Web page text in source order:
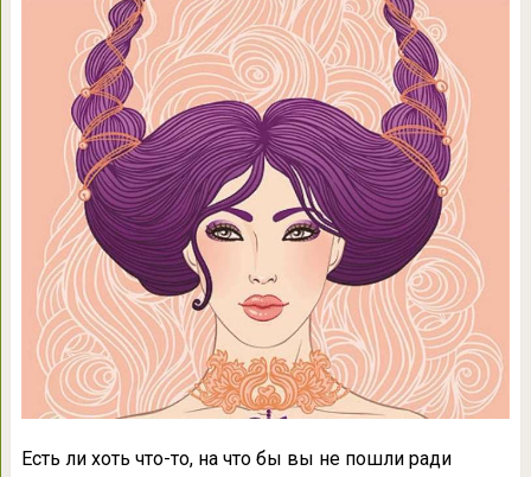
Есть ли хоть что-то, на что бы вы не пошли ради